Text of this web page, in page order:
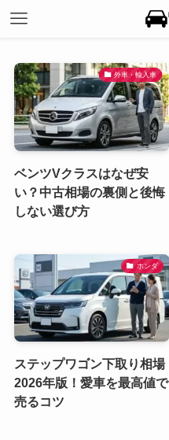
外車・輸入車
ベンツVクラスはなぜ安
い？中古相場の裏側と後悔
しない選び方
ホンダ
ステップワゴン下取り相場
2026年版！愛車を最高値で
売るコツ